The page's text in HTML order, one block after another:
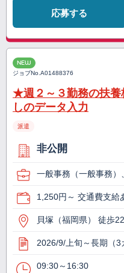
応募する
NEW
ジョブNo.A01488376
★週２～３勤務の扶
しのデータ入力
派遣
非公開
一般事務（一般事務）
1,250円～ 交通費支給
貝塚（福岡県） 徒歩
2026/9/上旬～長期（3
09:30～16:30